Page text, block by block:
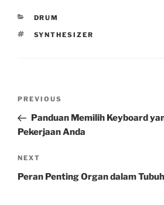
CATEGORIES
DRUM
TAGS
SYNTHESIZER
Previous
Post
PREVIOUS
Panduan Memilih Keyboard
Pekerjaan Anda
Next
Post
NEXT
Peran Penting Organ dalam